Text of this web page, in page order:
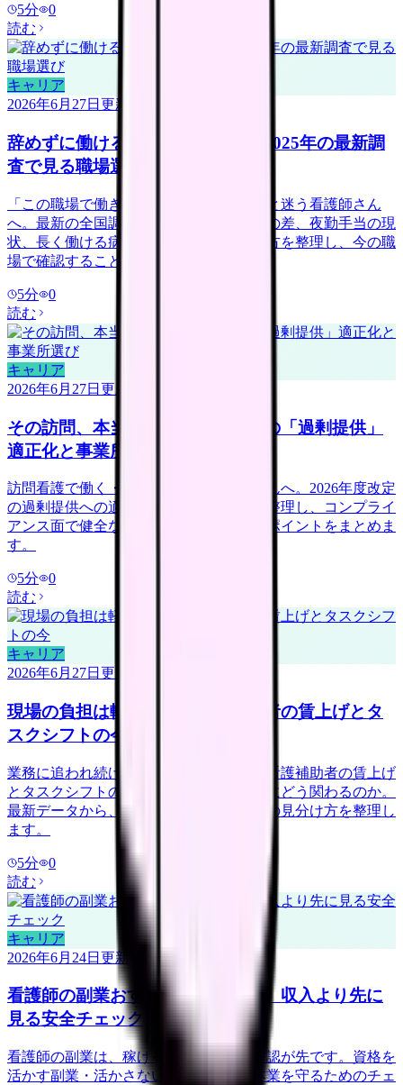
5分
0
読む
キャリア
2026年6月27日 更新
辞めずに働ける病院は何が違う？2025年の最新調
査で見る職場選び
「この職場で働き続けられるだろうか」と迷う看護師さん
へ。最新の全国調査データから、離職率の差、夜勤手当の現
状、長く働ける病院が導入している働き方を整理し、今の職
場で確認することを具体化します。
5分
0
読む
キャリア
2026年6月27日 更新
その訪問、本当に必要？訪問看護の「過剰提供」
適正化と事業所選び
訪問看護で働く・転職を考える看護師さんへ。2026年度改定
の過剰提供への適正化や不正請求報道を整理し、コンプライ
アンス面で健全な事業所を見極める確認ポイントをまとめま
す。
5分
0
読む
キャリア
2026年6月27日 更新
現場の負担は軽くなる？看護補助者の賃上げとタ
スクシフトの今
業務に追われ続けている看護師さんへ。看護補助者の賃上げ
とタスクシフトの広がりが、現場の負担にどう関わるのか。
最新データから、負担を分け合える職場の見分け方を整理し
ます。
5分
0
読む
キャリア
2026年6月24日 更新
看護師の副業おすすめを探す前に。収入より先に
見る安全チェック
看護師の副業は、稼げる金額より安全確認が先です。資格を
活かす副業・活かさない副業の例と、本業を守るためのチェ